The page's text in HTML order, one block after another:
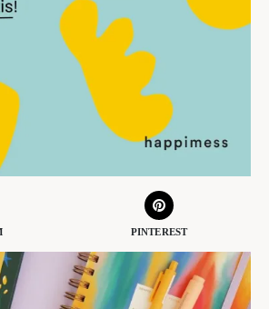
PINTEREST